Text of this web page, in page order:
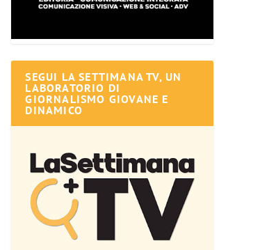
SEGUI LA SETTIMANA TV, UN
LABORATORIO DI
GIORNALISMO GIOVANE E
DINAMICO